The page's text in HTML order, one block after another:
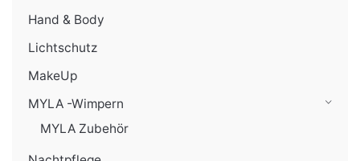
Hand & Body
Lichtschutz
MakeUp
MYLA -Wimpern
MYLA Zubehör